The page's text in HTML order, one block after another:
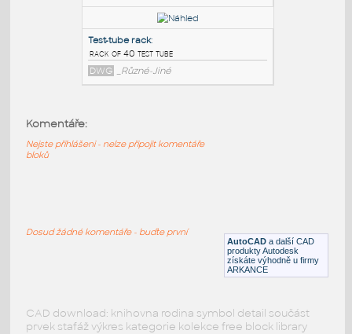
TEMPERATURE INDICATOR
TEMPERATURE INDICATOR
DWG _Různé-Jiné
DWG _Různé-Jiné
DWG _Různé-Jiné AutoCAD a další CAD
produkty Autodesk
získáte výhodně u firmy
ARKANCE
Komentáře:
Nejste přihlášeni - nelze připojit komentáře
bloků
Dosud žádné komentáře - buďte první
CAD download: knihovna rodina symbol detail součást
prvek stafáž výkres kategorie kolekce free block library